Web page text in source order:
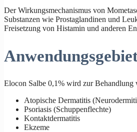
Der Wirkungsmechanismus von
Substanzen wie Prostaglandinen und
Freisetzung von Histamin und anderen
Elocon Salbe 0,1% wird zur Behandlung
Atopische Dermatitis
Psoriasis (Schuppenflechte)
Kontaktdermatitis
Ekzeme